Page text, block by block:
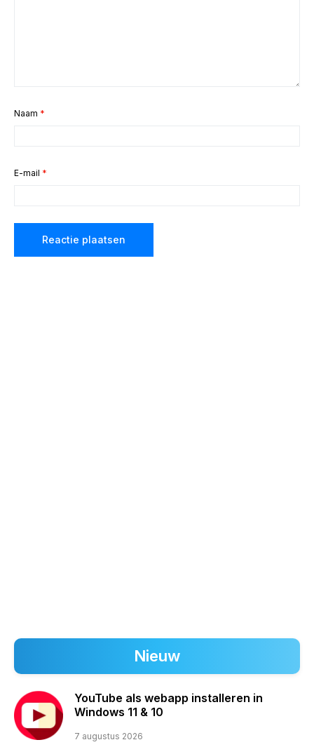
Naam *
E-mail *
Nieuw
YouTube als webapp installeren in
Windows 11 & 10
7 augustus 2026